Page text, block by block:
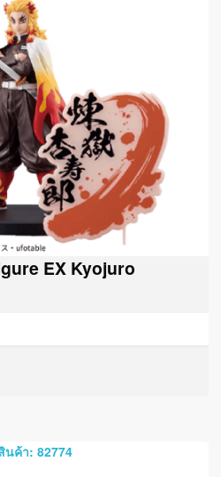
EX Kyojuro
นค้า: 82774